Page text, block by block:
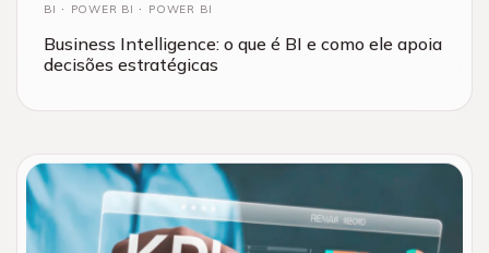
BI POWER BI POWER BI
Business Intelligence: o que é BI e como ele apoia
decisões estratégicas